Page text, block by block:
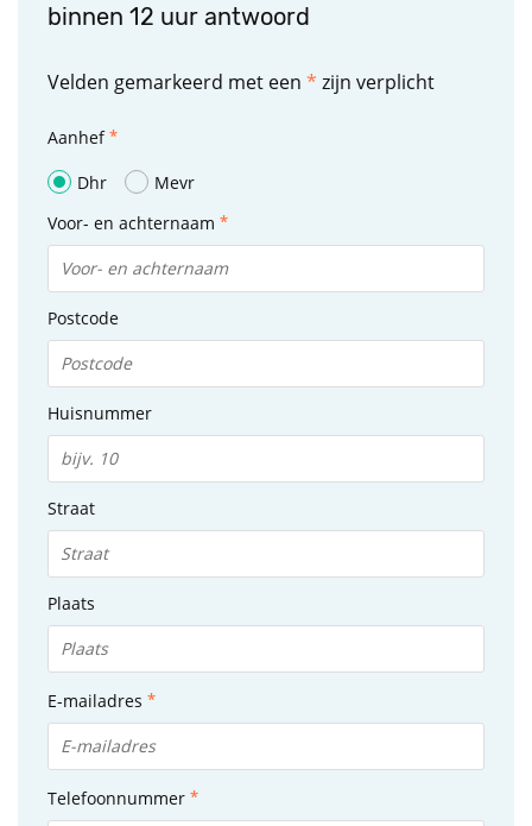
binnen 12 uur antwoord
Velden gemarkeerd met een * zijn verplicht
Aanhef
Dhr
Mevr
Voor- en achternaam
Postcode
Huisnummer
Straat
Plaats
E-mailadres
Telefoonnummer